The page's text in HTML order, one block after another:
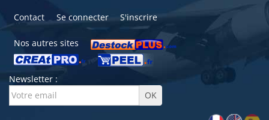
Contact Se connecter S'inscrire
Nos autres sites
Newsletter :